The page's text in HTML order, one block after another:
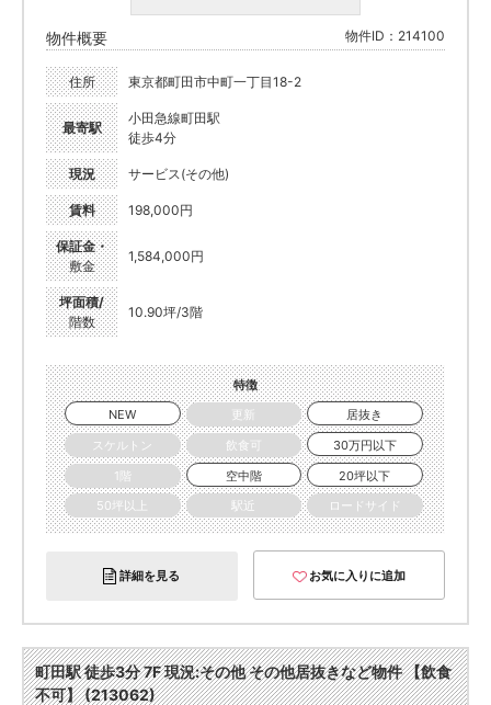
物件概要 物件ID：214100
住所 東京都町田市中町一丁目18-2
最寄駅
小田急線町田駅
徒歩4分
現況 サービス(その他)
賃料 198,000円
保証金・
敷金
1,584,000円
坪面積/
階数
10.90坪/3階
特徴
NEW
更新
居抜き
スケルトン
飲食可
30万円以下
1階
空中階
20坪以下
50坪以上
駅近 ロードサイド
詳細を見る お気に入りに追加
町田駅 徒歩3分 7F 現況:その他 その他居抜きなど物件 【飲食
不可】 (213062)